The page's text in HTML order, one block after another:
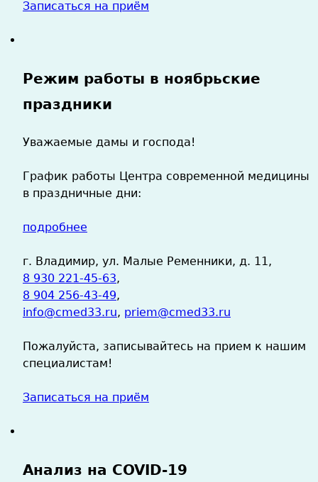
Записаться на приём
Режим работы в ноябрьские
праздники
Уважаемые дамы и господа!
График работы Центра современной медицины
в праздничные дни:
подробнее
г. Владимир, ул. Малые Ременники, д. 11,
8 930 221-45-63,
8 904 256-43-49,
info@cmed33.ru, priem@cmed33.ru
Пожалуйста, записывайтесь на прием к нашим
специалистам!
Записаться на приём
Анализ на COVID-19